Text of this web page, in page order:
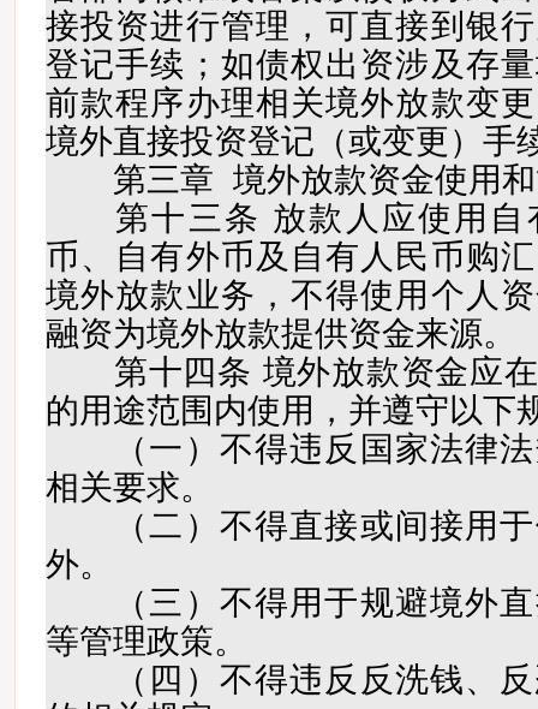
接投资进行管理，可直接到银
登记手续；如债权出资涉及存
前款程序办理相关境外放款变
境外直接投资登记（或变更）手
第三章 境外放款资金使用和
第十三条 放款人应使用自
币、自有外币及自有人民币购
境外放款业务，不得使用个人
融资为境外放款提供资金来源。
第十四条 境外放款资金应在
的用途范围内使用，并遵守以下
（一）不得违反国家法律法
相关要求。
（二）不得直接或间接用于
外。
（三）不得用于规避境外直
等管理政策。
（四）不得违反反洗钱、反